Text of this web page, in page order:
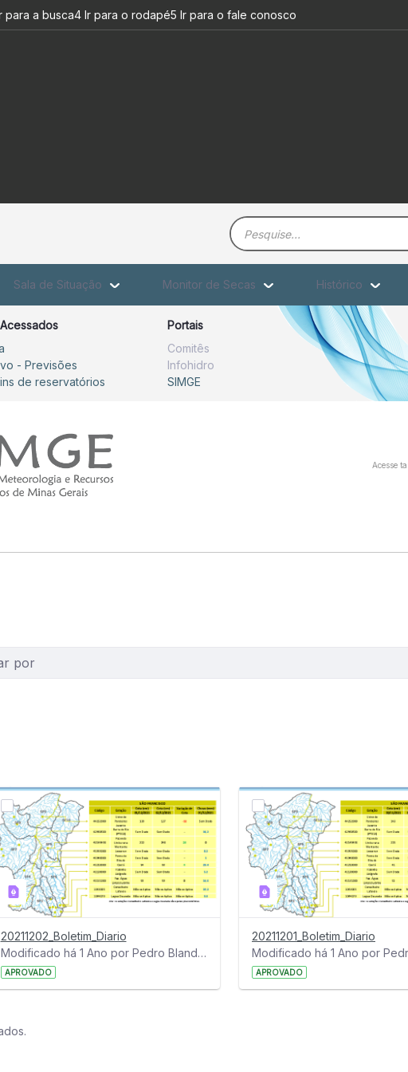
para a busca4 Ir para o rodapé5 Ir para o fale conosco
Barra de busca
Sala de Situação Monitor de Secas Histórico
- Previsões
de reservatórios
Portais
Comitês
Infohidro
SIMGE
Acesse
20211202_Boletim_Diario
Modificado há 1 Ano por Pedro Blandim.
APROVADO
20211201_Boletim_Diario
APROVADO